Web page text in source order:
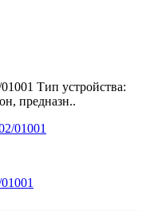
Тип устройства:
предназн..